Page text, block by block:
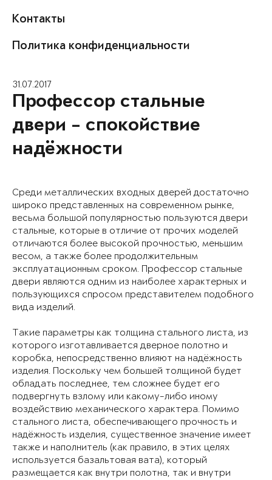
Контакты
Политика конфиденциальности
31.07.2017
Профессор стальные
двери – спокойствие
надёжности
Среди металлических входных дверей достаточно
широко представленных на современном рынке,
весьма большой популярностью пользуются двери
стальные, которые в отличие от прочих моделей
отличаются более высокой прочностью, меньшим
весом, а также более продолжительным
эксплуатационным сроком. Профессор стальные
двери являются одним из наиболее характерных и
пользующихся спросом представителем подобного
вида изделий.
Такие параметры как толщина стального листа, из
которого изготавливается дверное полотно и
коробка, непосредственно влияют на надёжность
изделия. Поскольку чем большей толщиной будет
обладать последнее, тем сложнее будет его
подвергнуть взлому или какому-либо иному
воздействию механического характера. Помимо
стального листа, обеспечивающего прочность и
надёжность изделия, существенное значение имеет
также и наполнитель (как правило, в этих целях
используется базальтовая вата), который
размещается как внутри полотна, так и внутри